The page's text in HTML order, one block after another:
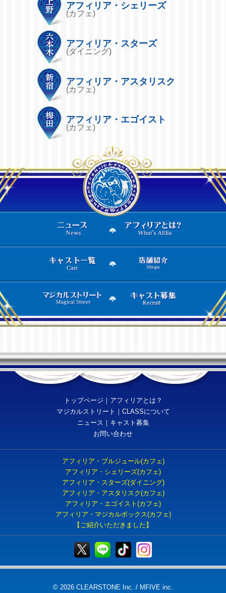
アフィリア・シェリーズ
(カフェ)
アフィリア・スターズ
(ダイニング)
アフィリア・アスタリスク
(カフェ)
アフィリア・エゴイスト
(カフェ)
トップページ ｜ アフィリアとは？
マジカルストリート ｜ CLASSについて
ニュース ｜ キャスト募集
お問い合わせ
アフィリア・ブルジュール(カフェ)
アフィリア・シェリーズ(カフェ)
アフィリア・スターズ(ダイニング)
アフィリア・アスタリスク(カフェ)
アフィリア・エゴイスト(カフェ)
アフィリア・マジカルボックス(カフェ)
【ご紹介いただきました】
© 2026 CLEARSTONE Inc. / MFIVE inc.